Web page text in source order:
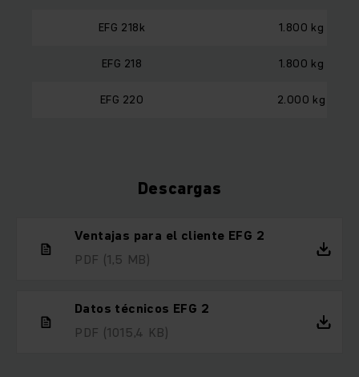
EFG 218k 1.800 kg
EFG 218 1.800 kg
EFG 220 2.000 kg
Descargas
Ventajas para el cliente EFG 2
PDF (1,5 MB)
Datos técnicos EFG 2
PDF (1015,4 KB)